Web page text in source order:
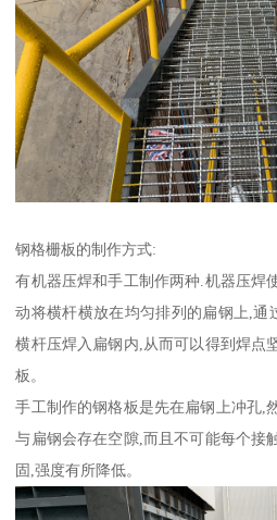
钢格栅板的制作方式:
有机器压焊和手工制作两种.机器压焊
动将横杆横放在均匀排列的扁钢上,通
横杆压焊入扁钢内,从而可以得到焊点
板。
手工制作的钢格板是先在扁钢上冲孔,
与扁钢会存在空隙,而且不可能每个接
固,强度有所降低。